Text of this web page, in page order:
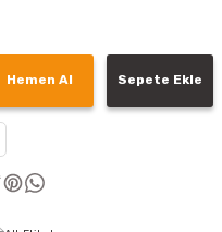
Hemen Al Sepete Ekle